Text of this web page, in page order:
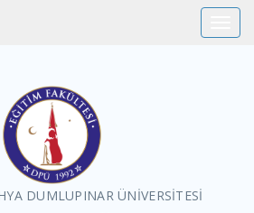
DUMLUPINAR ÜNİVERSİTESİ